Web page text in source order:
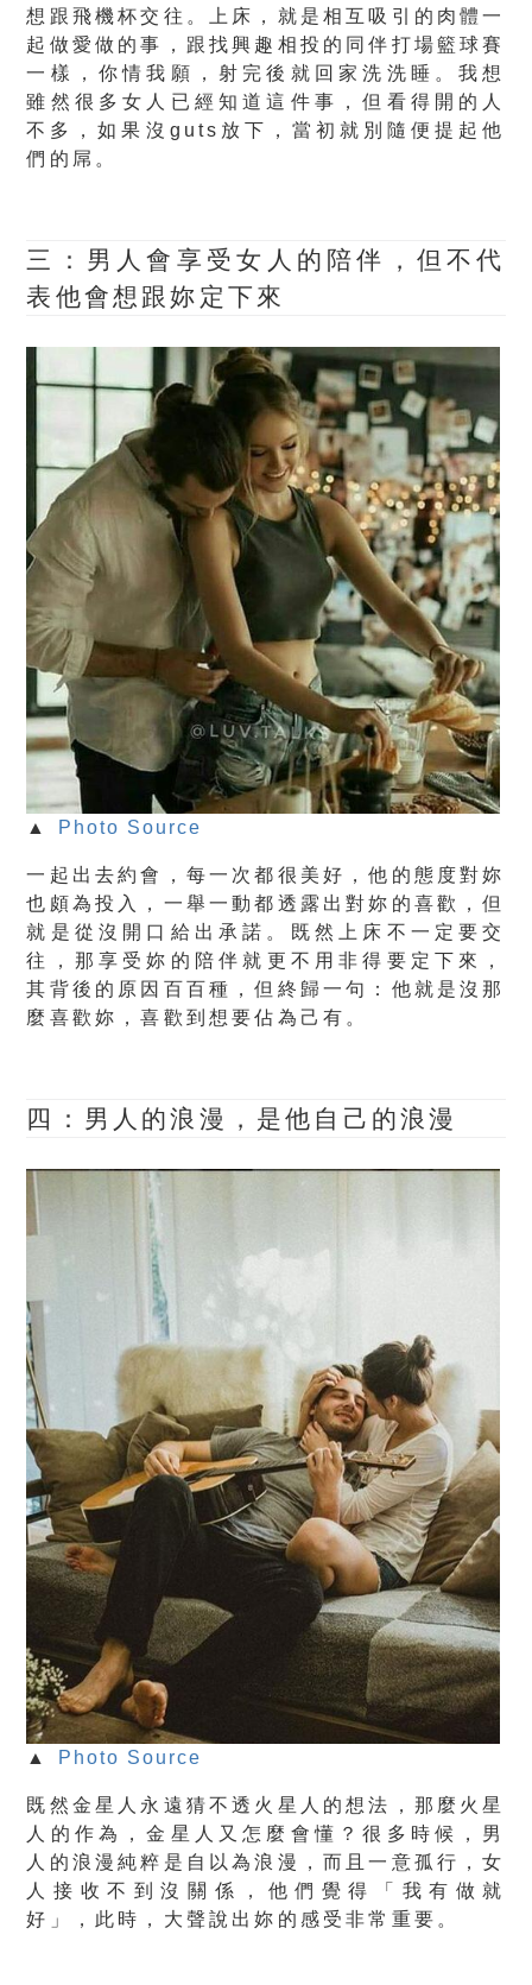
想跟飛機杯交往。上床，就是相互吸引的肉體一
起做愛做的事，跟找興趣相投的同伴打場籃球賽
一樣，你情我願，射完後就回家洗洗睡。我想
雖然很多女人已經知道這件事，但看得開的人
不多
，如果沒guts放下，當初就別隨便提起他
們的屌。
三：男人會享受女人的陪伴，但不代
表他會想跟妳定下來
▲ Photo Source
一起出去約會，每一次都很美好，他的態度對妳
也頗為投入，一舉一動都透露出對妳的喜歡，但
就是從沒開口給出承諾。
既然上床不一定要交
往，那享受妳的陪伴就更不用非得要定下來
，
其背後的原因百百種，但終歸一句：他就是沒那
麼喜歡妳，喜歡到想要佔為己有。
四：男人的浪漫，是他自己的浪漫
▲ Photo Source
既然金星人永遠猜不透火星人的想法，那麼火星
人的作為，金星人又怎麼會懂？很多時候，男
人的浪漫純粹是自以為浪漫，而且一意孤行，女
人接收不到沒關係， 他們覺得「我有做就
好」
，此時，大聲說出妳的感受非常重要。